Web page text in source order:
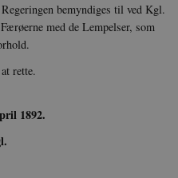
be­myndiges til ved Kgl.
med de Lempelser, som
rette.
1892.